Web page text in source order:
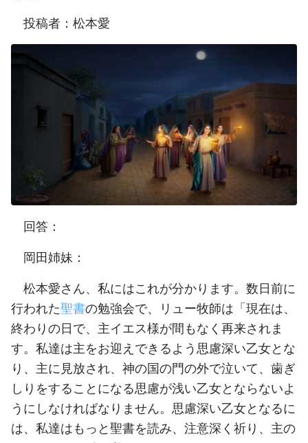
投稿者：松本愛
回答：
岡田姉妹：
松本愛さん、私にはこれが分かります。数日前に
行われた聖書の勉強会で、リュー牧師は「現在は、
終わりの日で、主イエス様が間もなく再来されま
す。私達は主をお迎えできるよう思慮深い乙女とな
り、主に見放され、神の国の門の外で泣いて、歯ぎ
しりをすることになる思慮が浅い乙女とならないよ
うにしなければなりません。思慮深い乙女となるに
は、私達はもっと聖書を読み、注意深く祈り、主の